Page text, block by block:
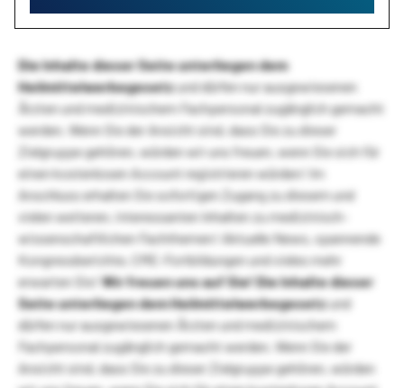
Die Inhalte dieser Seite unterliegen dem
Heilmittelwerbegesetzund dürfen nur ausgewiesenen
Ärzten und medizinischem Fachpersonal zugänglich gemacht
werden. Wenn Sie der Ansicht sind, dass Sie zu dieser
Zielgruppe gehören, würden wir uns freuen, wenn Sie sich für
einen kostenlosen Account registrieren würden! Im
Anschluss erhalten Sie sofortigen Zugang zu diesem und
vielen weiteren, interessanten Inhalten zu medizinisch-
wissenschaftlichen Fachthemen! Aktuelle News, spannende
Kongressberichte, CME-Fortbildungen und vieles mehr
erwarten Sie!Wir freuen uns auf Sie!Die Inhalte dieser
Seite unterliegen dem Heilmittelwerbegesetzund
dürfen nur ausgewiesenen Ärzten und medizinischem
Fachpersonal zugänglich gemacht werden. Wenn Sie der
Ansicht sind, dass Sie zu dieser Zielgruppe gehören, würden